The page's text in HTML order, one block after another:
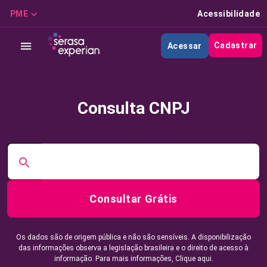
PME Acessibilidade
Acessar Cadastrar
Consulta CNPJ
Consultar Grátis
Os dados são de origem pública e não são sensíveis. A disponibilização
das informações observa a legislação brasileira e o direito de acesso à
informação. Para mais informações, Clique aqui.